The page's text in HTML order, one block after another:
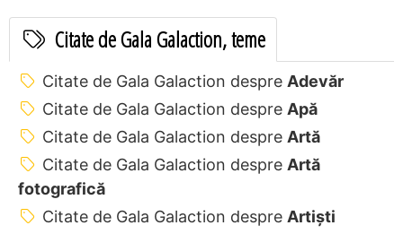
Citate de Gala Galaction, teme
Citate de Gala Galaction despre Adevăr
Citate de Gala Galaction despre Apă
Citate de Gala Galaction despre Artă
Citate de Gala Galaction despre Artă
fotografică
Citate de Gala Galaction despre Artiști